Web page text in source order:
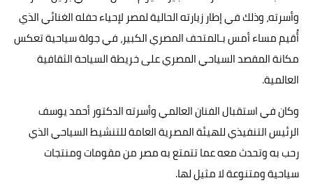
وأسرته، وذلك في إطار زيارته الحالية لمصر لإحياء حفله الغنائي الذي
أُقيم مساء أمس بـالمتحف المصري الكبير، في جولة سياحية تعكس
مكانة المقصد السياحي المصري على خريطة السياحة الثقافية
العالمية.
وكان في استقبال الفنان العالمي وأسرته الدكتور أحمد يوسف
الرئيس التنفيذي للهيئة المصرية العامة للتنشيط السياحي الذي
رحب به وتحدث معه عما تتمتع به مصر من مقومات ومنتجات
سياحية ومتنوعة لا مثيل لها.